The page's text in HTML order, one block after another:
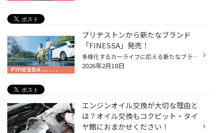
ブリヂストンから新たなブランド
「FINESSA」発売！
多様化するカーライフに応える新たなブランド「FINESSA」誕生 安心・安全（SAFETY）を軸に、より快適で心地よい（FINE）車内空間を提供し、 日常の運転だけではなく、趣味やレジャーなどの幅広いお客様のニーズに寄り添う、 新ブランドとして「FINESSA」が登場しました。 FINESSAブランド第1弾「FIN...
2026年2月18日
エンジンオイル交換が大切な理由と
は？オイル交換もコクピット・タイ
ヤ館におまかせください！